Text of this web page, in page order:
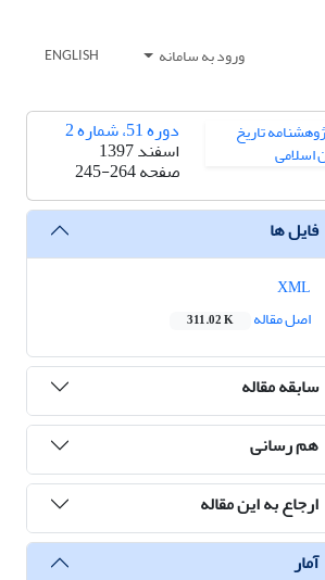
ورود به سامانه ENGLISH
دوره 51، شماره 2
اسفند 1397
صفحه245-264
فایل ها
اصل مقاله
311.02 K
سابقه مقاله
هم رسانی
ارجاع به این مقاله
آمار